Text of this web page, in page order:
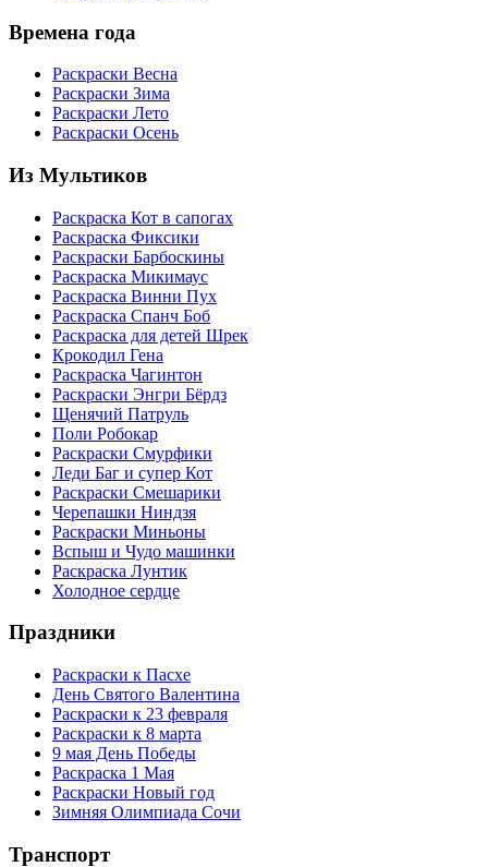
Времена года
Раскраски Весна
Раскраски Зима
Раскраски Лето
Раскраски Осень
Из Мультиков
Раскраска Кот в сапогах
Раскраска Фиксики
Раскраски Барбоскины
Раскраска Микимаус
Раскраска Винни Пух
Раскраска Спанч Боб
Раскраска для детей Шрек
Крокодил Гена
Раскраска Чагинтон
Раскраски Энгри Бёрдз
Щенячий Патруль
Поли Робокар
Раскраски Смурфики
Леди Баг и супер Кот
Раскраски Смешарики
Черепашки Ниндзя
Раскраски Миньоны
Вспыш и Чудо машинки
Раскраска Лунтик
Холодное сердце
Праздники
Раскраски к Пасхе
День Святого Валентина
Раскраски к 23 февраля
Раскраски к 8 марта
9 мая День Победы
Раскраска 1 Мая
Раскраски Новый год
Зимняя Олимпиада Сочи
Транспорт